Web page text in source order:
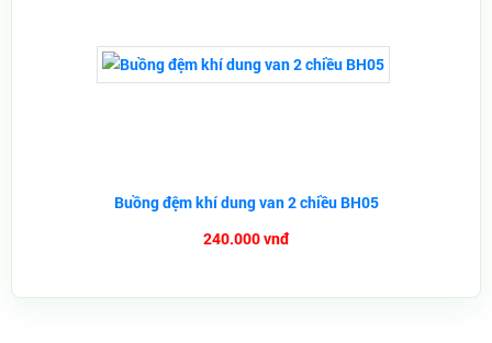
Buồng đệm khí dung van 2 chiều BH05
240.000 vnđ